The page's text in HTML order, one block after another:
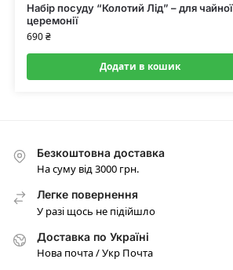
Набір посуду “Колотий Лід” – для чайної
церемонії
690₴
Додати в кошик
Безкоштовна доставка
На суму від 3000 грн.
Легке повернення
У разі щось не підійшло
Доставка по Україні
Нова почта / Укр Почта